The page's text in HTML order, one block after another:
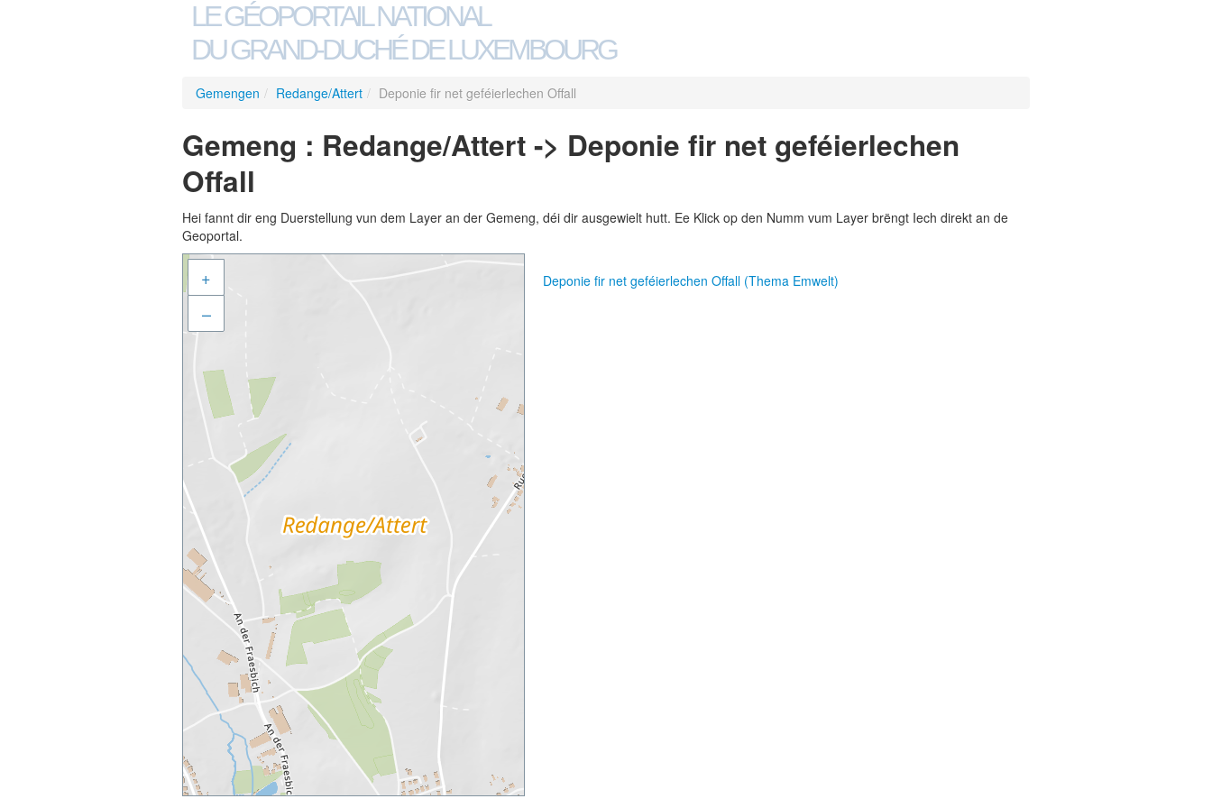
LE GÉOPORTAIL NATIONAL
DU GRAND-DUCHÉ DE LUXEMBOURG
Gemengen / Redange/Attert / Deponie fir net geféierlechen Offall
Gemeng : Redange/Attert -> Deponie fir net geféierlechen
Offall
Hei fannt dir eng Duerstellung vun dem Layer an der Gemeng, déi dir ausgewielt hutt. Ee Klick op den Numm vum Layer brëngt Iech direkt an de
Geoportal.
+
–
Deponie fir net geféierlechen Offall (Thema Emwelt)